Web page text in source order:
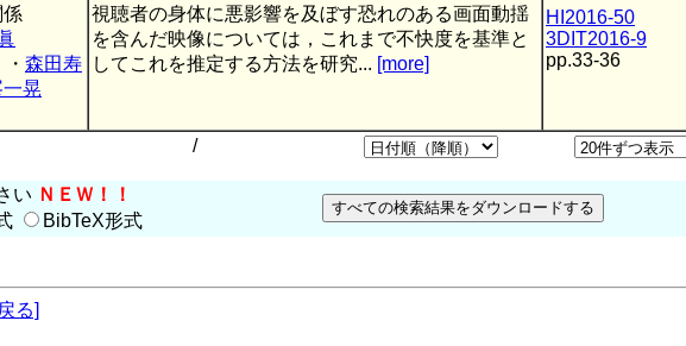
係
・ 森田寿
晃
視聴者の身体に悪影響を及ぼす恐れのある画面動揺
を含んだ映像については，これまで不快度を基準と
してこれを推定する方法を研究... [more]
HI2016-50
3DIT2016-9
pp.33-36
/
い ＮＥＷ！！
BibTeX形式
る]